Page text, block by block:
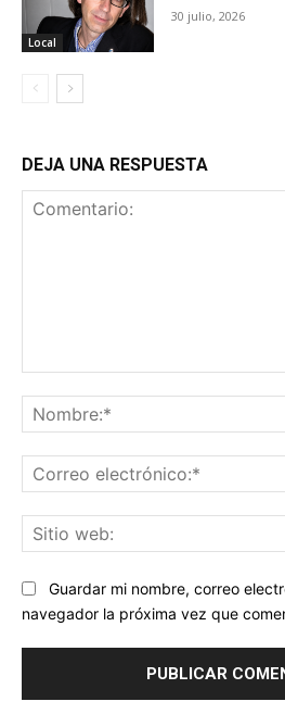
Local
30 julio, 2026
DEJA UNA RESPUESTA
Guardar mi nombre, correo
navegador la próxima vez que